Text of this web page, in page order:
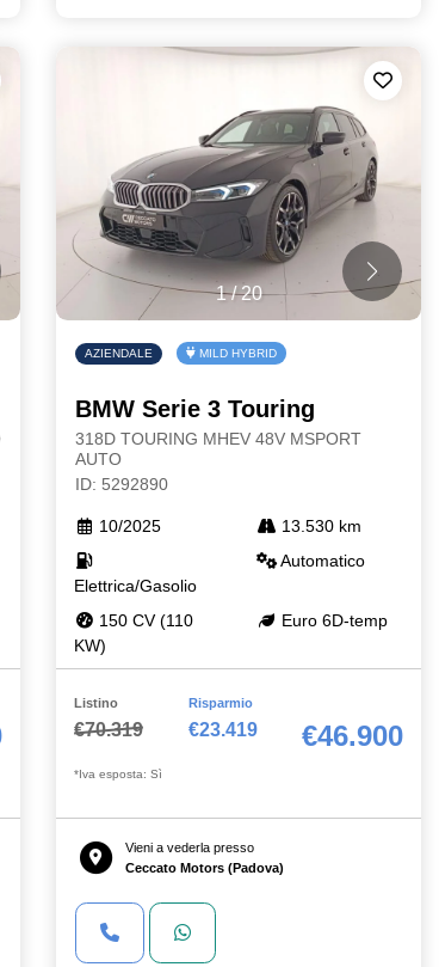
1/20
AZIENDALE MILD HYBRID
BMW Serie 3 Touring
318D TOURING MHEV 48V MSPORT
AUTO
ID: 5292890
10/2025 13.530 km
Elettrica/Gasolio
Automatico
150 CV (110
KW)
Euro 6D-temp
Listino
€70.319
Risparmio
€23.419 €46.900
*Iva esposta: Sì
Vieni a vederla presso
Ceccato Motors (Padova)